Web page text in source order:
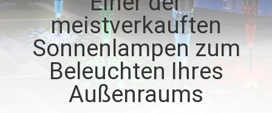
QUALITÄTSKONTROLLE
KONTAKTIERE
NACHRICHTEN
meistverkauften
Sonnenlampen zum
Beleuchten Ihres
Außenraums